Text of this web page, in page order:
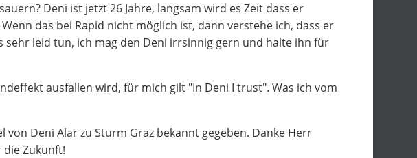
Deni ist jetzt 26 Jahre, langsam wird es Zeit dass er
das bei Rapid nicht möglich ist, dann verstehe ich, dass er
sehr leid tun, ich mag den Deni irrsinnig gern und halte ihn für
ausfallen wird, für mich gilt "In Deni I trust". Was ich vom
von Deni Alar zu Sturm Graz bekannt gegeben. Danke Herr
die Zukunft!